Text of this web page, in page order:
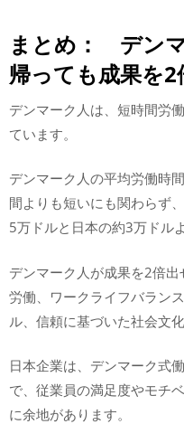
まとめ： デン
帰っても成果を2
デンマーク人は、短時間労
ています。
デンマーク人の平均労働時
間よりも短いにも関わらず
5万ドルと日本の約3万ドル
デンマーク人が成果を2倍
労働、ワークライフバラン
ル、信頼に基づいた社会文
日本企業は、デンマーク式
で、従業員の満足度やモチ
に余地があります。